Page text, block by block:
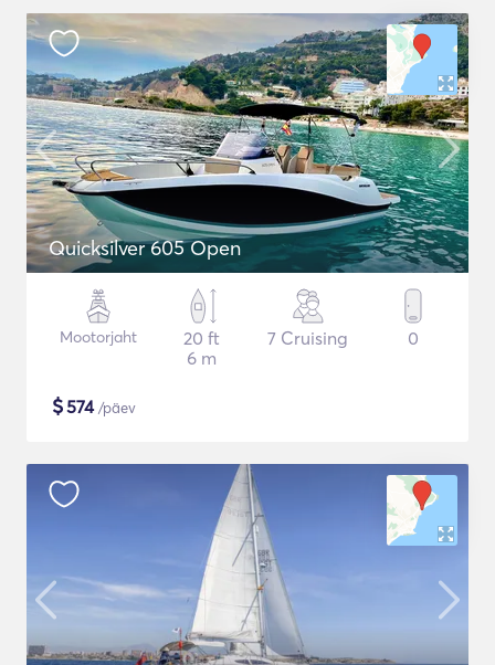
Quicksilver 605 Open
Mootorjaht
20 ft
6 m
7 Cruising 0
$574/päev